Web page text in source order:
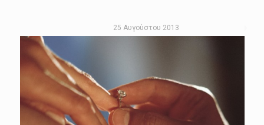
25 Αυγούστου 2013